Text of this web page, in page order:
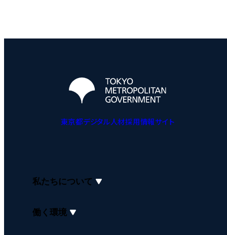
東京都デジタル人材採用情報サイト
私たちについて
働く環境